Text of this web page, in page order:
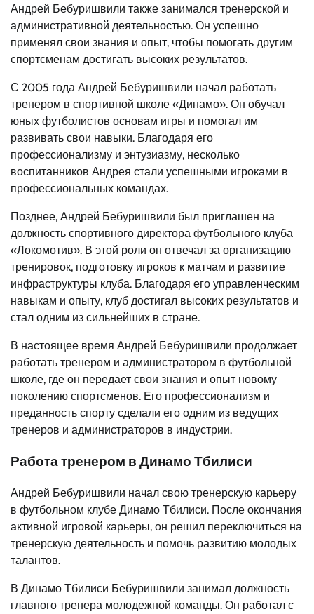
Андрей Бебуришвили также занимался тренерской и
административной деятельностью. Он успешно
применял свои знания и опыт, чтобы помогать другим
спортсменам достигать высоких результатов.
С 2005 года Андрей Бебуришвили начал работать
тренером в спортивной школе «Динамо». Он обучал
юных футболистов основам игры и помогал им
развивать свои навыки. Благодаря его
профессионализму и энтузиазму, несколько
воспитанников Андрея стали успешными игроками в
профессиональных командах.
Позднее, Андрей Бебуришвили был приглашен на
должность спортивного директора футбольного клуба
«Локомотив». В этой роли он отвечал за организацию
тренировок, подготовку игроков к матчам и развитие
инфраструктуры клуба. Благодаря его управленческим
навыкам и опыту, клуб достигал высоких результатов и
стал одним из сильнейших в стране.
В настоящее время Андрей Бебуришвили продолжает
работать тренером и администратором в футбольной
школе, где он передает свои знания и опыт новому
поколению спортсменов. Его профессионализм и
преданность спорту сделали его одним из ведущих
тренеров и администраторов в индустрии.
Работа тренером в Динамо Тбилиси
Андрей Бебуришвили начал свою тренерскую карьеру
в футбольном клубе Динамо Тбилиси. После окончания
активной игровой карьеры, он решил переключиться на
тренерскую деятельность и помочь развитию молодых
талантов.
В Динамо Тбилиси Бебуришвили занимал должность
главного тренера молодежной команды. Он работал с